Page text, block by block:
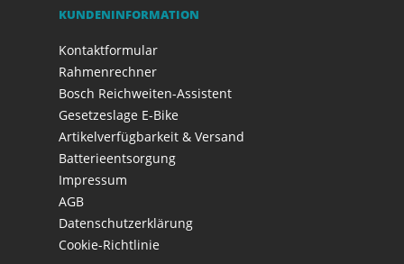
KUNDENINFORMATION
Kontaktformular
Rahmenrechner
Bosch Reichweiten-Assistent
Gesetzeslage E-Bike
Artikelverfügbarkeit & Versand
Batterieentsorgung
Impressum
AGB
Datenschutzerklärung
Cookie-Richtlinie